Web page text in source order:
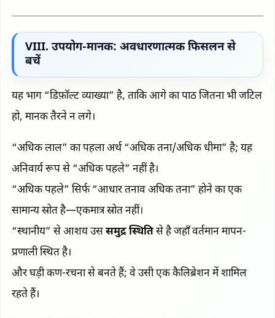
VIII. उपयोग-मानक: अवधारणात्मक फिसलन से
बचें
यह भाग “डिफ़ॉल्ट व्याख्या” है, ताकि आगे का पाठ जितना भी जटिल
हो, मानक तैरने न लगे।
“अधिक लाल” का पहला अर्थ “अधिक तना/अधिक धीमा” है; यह
अनिवार्य रूप से “अधिक पहले” नहीं है।
“अधिक पहले” सिर्फ “आधार तनाव अधिक तना” होने का एक
सामान्य स्रोत है—एकमात्र स्रोत नहीं।
“स्थानीय” से आशय उससमुद्र स्थितिसे है जहाँ वर्तमान मापन-
प्रणाली स्थित है।
और घड़ी कण-रचना से बनते हैं; वे उसी एक कैलिब्रेशन में शामिल
रहते हैं।